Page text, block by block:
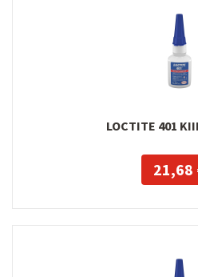
LOCTITE 401
21,68